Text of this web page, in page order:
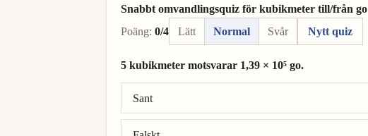
Snabbt omvandlingsquiz för kubikmeter till/från go
Poäng: 0/4 Lätt Normal Svår Nytt quiz
5 kubikmeter motsvarar 1,39 × 10⁵ go.
Sant
Rätt svar: 5 kubikmeter = 2,77 × 10⁴ go.